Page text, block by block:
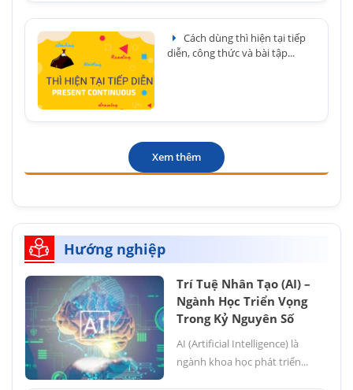
Cách dùng thì hiện tại tiếp
diễn, công thức và bài tập...
Xem thêm
Hướng nghiệp
Trí Tuệ Nhân Tạo (AI) –
Ngành Học Triển Vọng
Trong Kỷ Nguyên Số
AI (Artificial Intelligence) là
ngành khoa học phát triển...